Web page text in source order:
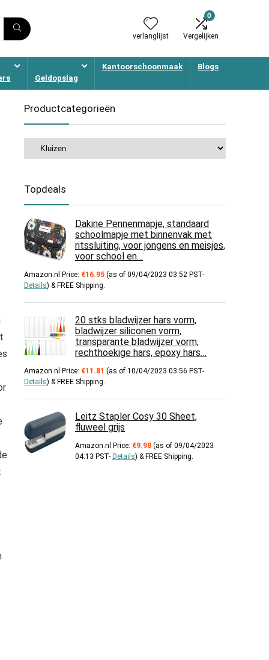
verlanglijst
0
Vergelijken
Geldopslag
Kantoorschoonmaak Blogs
Productcategorieën
Topdeals
Dakine Pennenmapje, standaard
schoolmapje met binnenvak met
ritssluiting, voor jongens en meisjes,
voor school en…
Amazon.nl Price: €16.95 (as of 09/04/2023 03:52 PST-
Details) & FREE Shipping.
20 stks bladwijzer hars vorm,
bladwijzer siliconen vorm,
transparante bladwijzer vorm,
rechthoekige hars, epoxy hars…
Amazon.nl Price: €11.81 (as of 10/04/2023 03:56 PST-
Details) & FREE Shipping.
Leitz Stapler Cosy 30 Sheet,
fluweel grijs
Amazon.nl Price: €9.98 (as of 09/04/2023
04:13 PST- Details) & FREE Shipping.